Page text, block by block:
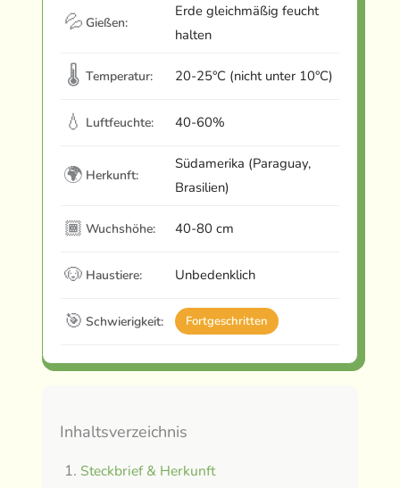
💦 Gießen:
Erde gleichmäßig feucht
halten
🌡 Temperatur: 20-25°C (nicht unter 10°C)
💧 Luftfeuchte: 40-60%
🌍 Herkunft:
Südamerika (Paraguay,
Brasilien)
🏾 Wuchshöhe: 40-80 cm
🐶 Haustiere: Unbedenklich
🎯 Schwierigkeit: Fortgeschritten
Inhaltsverzeichnis
Steckbrief & Herkunft